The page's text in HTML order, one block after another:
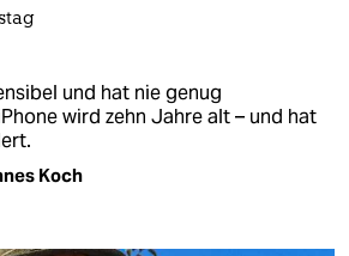
und hat nie genug
wird zehn Jahre alt – und hat
Koch